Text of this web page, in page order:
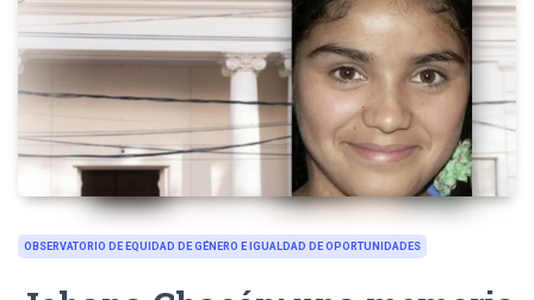
OBSERVATORIO DE EQUIDAD DE GÉNERO E IGUALDAD DE OPORTUNIDADES